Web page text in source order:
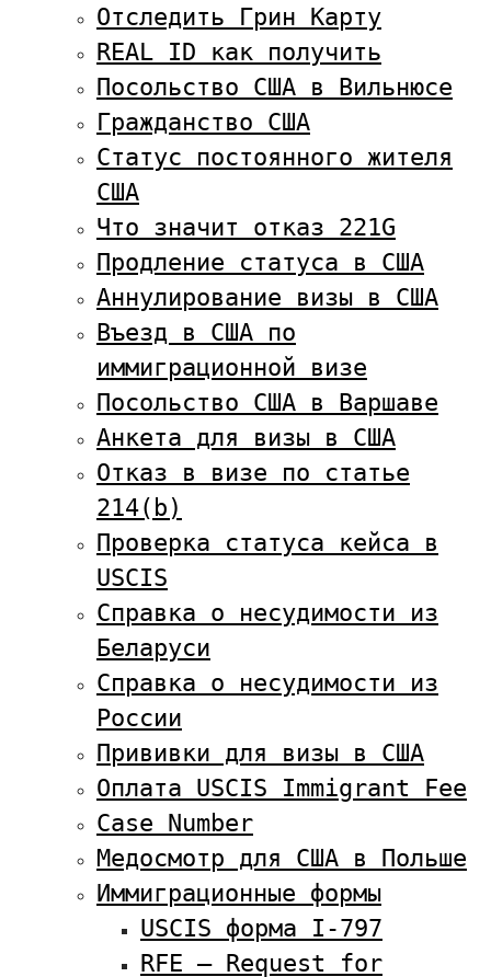
Отследить Грин Карту
REAL ID как получить
Посольство США в Вильнюсе
Гражданство США
Статус постоянного жителя
США
Что значит отказ 221G
Продление статуса в США
Аннулирование визы в США
Въезд в США по
иммиграционной визе
Посольство США в Варшаве
Анкета для визы в США
Отказ в визе по статье
214(b)
Проверка статуса кейса в
USCIS
Справка о несудимости из
Беларуси
Справка о несудимости из
России
Прививки для визы в США
Оплата USCIS Immigrant Fee
Case Number
Медосмотр для США в Польше
Иммиграционные формы
USCIS форма I-797
RFE — Request for